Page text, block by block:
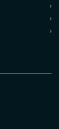
›
›
›